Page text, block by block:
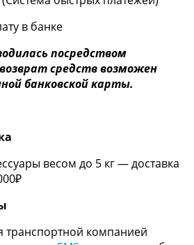
в банке
посредством
средств возможен
банковской карты.
весом до 5 кг — доставка
транспортной компанией